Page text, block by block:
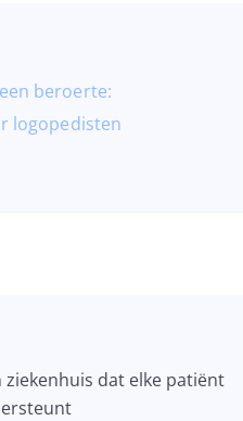
beroerte:
logopedisten
ziekenhuis dat elke patiënt